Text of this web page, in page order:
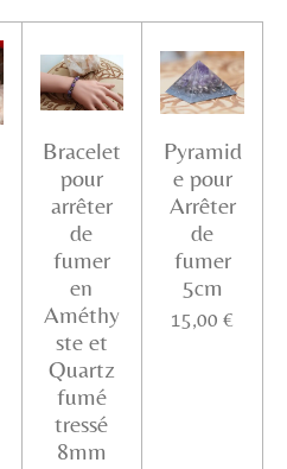
Bracelet
pour
arrêter
de
fumer
en
Améthy
ste et
Quartz
fumé
tressé
8mm
Pyramid
e pour
Arrêter
de
fumer
5cm
15,00 €